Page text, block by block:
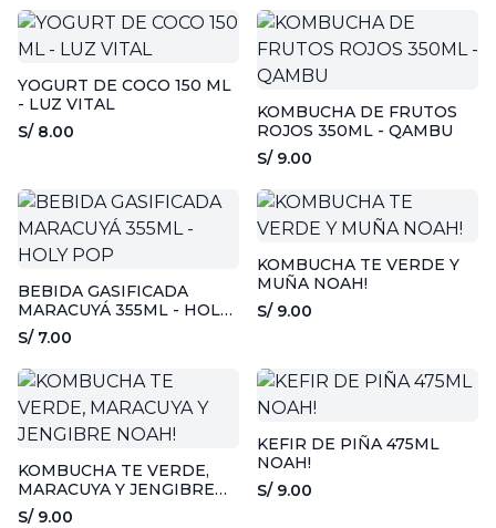
YOGURT DE COCO 150 ML
- LUZ VITAL
S/ 8.00
KOMBUCHA DE FRUTOS
ROJOS 350ML - QAMBU
S/ 9.00
BEBIDA GASIFICADA
MARACUYÁ 355ML - HOLY
POP
S/ 7.00
KOMBUCHA TE VERDE Y
MUÑA NOAH!
S/ 9.00
KOMBUCHA TE VERDE,
MARACUYA Y JENGIBRE
NOAH!
S/ 9.00
KEFIR DE PIÑA 475ML
NOAH!
S/ 9.00